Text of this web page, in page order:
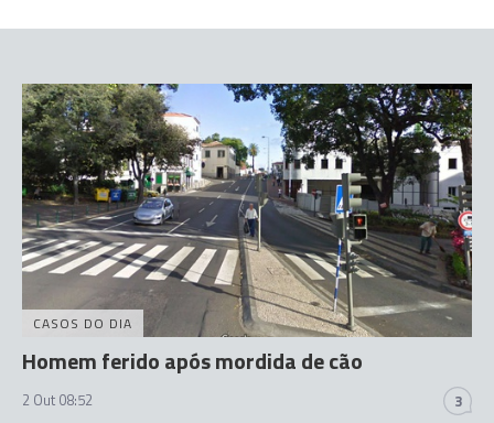
CASOS DO DIA
Homem ferido após mordida de cão
2 Out 08:52 3